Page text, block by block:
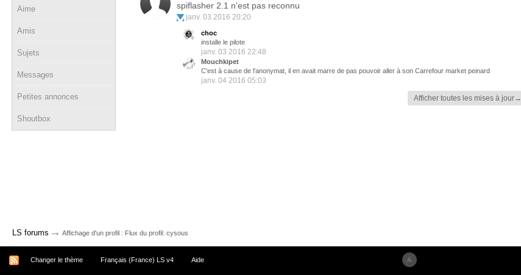
Aime
Amis
Sujets
Messages
Petites annonces
Shoutbox
spiflasher 2.1 n'est pas reconnu
janv. 03 2016 20:20
choc
installe le pilote
janv. 03 2016 22:48
Mouchkipet
C'est à cause de l'anonymat, il en avait marre de pas pouvoir aller à son Carrefour market peinard
janv. 04 2016 05:03
Afficher toutes les mises à jour→
LS forums → Affichage d'un profil : Flux du profil: cysous
Changer le thème Français (France) LS v4 Aide